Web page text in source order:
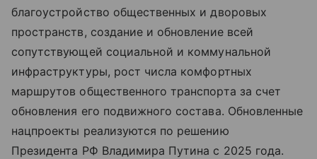
благоустройство общественных и дворовых
пространств, создание и обновление всей
сопутствующей социальной и коммунальной
инфраструктуры, рост числа комфортных
маршрутов общественного транспорта за счет
обновления его подвижного состава. Обновленные
нацпроекты реализуются по решению
Президента РФ Владимира Путина с 2025 года.